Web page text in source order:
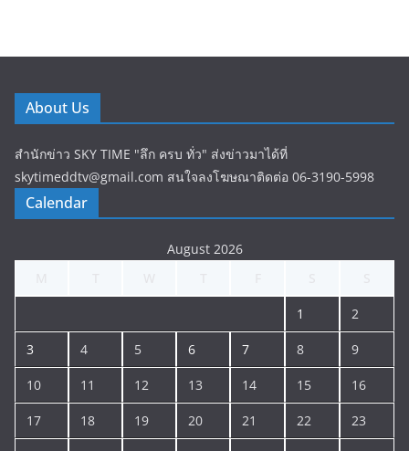
About Us
สำนักข่าว SKY TIME "ลึก ครบ ทั่ว" ส่งข่าวมาได้ที่
skytimeddtv@gmail.com สนใจลงโฆษณาติดต่อ 06-3190-5998
Calendar
August 2026
1 2
3 4 5 6 7 8 9
10 11 12 13 14 15 16
17 18 19 20 21 22 23